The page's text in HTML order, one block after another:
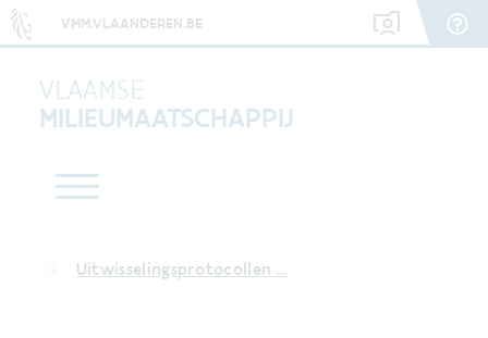
VMM.VLAANDEREN.BE
VLAAMSE
MILIEUMAATSCHAPPIJ
Uitwisselingsprotocollen …